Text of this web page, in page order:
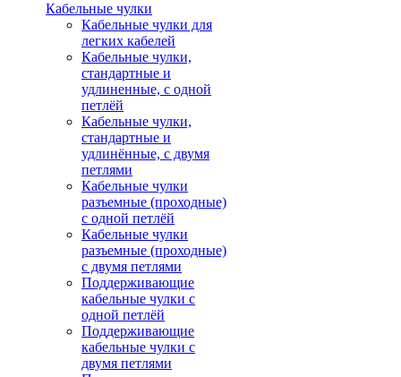
Кабельные чулки
Кабельные чулки для
легких кабелей
Кабельные чулки,
стандартные и
удлиненные, с одной
петлёй
Кабельные чулки,
стандартные и
удлинённые, с двумя
петлями
Кабельные чулки
разъемные (проходные)
с одной петлёй
Кабельные чулки
разъемные (проходные)
с двумя петлями
Поддерживающие
кабельные чулки с
одной петлёй
Поддерживающие
кабельные чулки с
двумя петлями